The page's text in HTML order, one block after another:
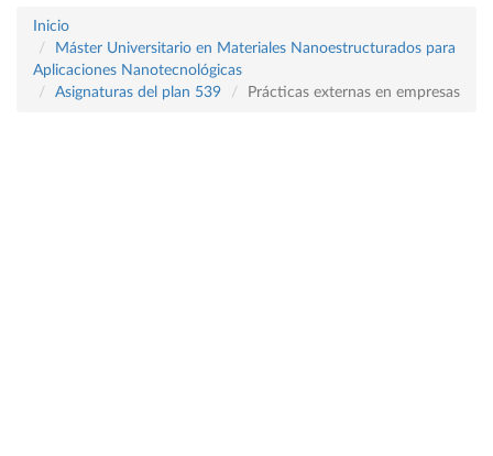
Inicio
Máster Universitario en Materiales Nanoestructurados para
Aplicaciones Nanotecnológicas
Asignaturas del plan 539
Prácticas externas en empresas